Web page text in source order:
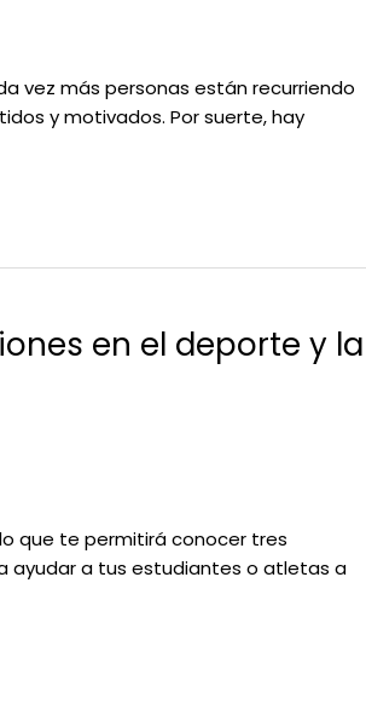
vez más personas están recurriendo
y motivados. Por suerte, hay
en el deporte y la
que te permitirá conocer tres
ayudar a tus estudiantes o atletas a